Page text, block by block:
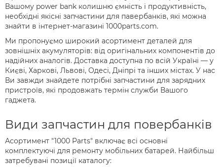
Вашому power bank колишню ємність і продуктивність,
необхідні якісні запчастини для павербанків, які можна
знайти в інтернет-магазині 1000parts.com.
Ми пропонуємо широкий асортимент деталей для
зовнішніх акумуляторів: від оригінальних компонентів до
надійних аналогів. Доставка доступна по всій Україні — у
Києві, Харкові, Львові, Одесі, Дніпрі та інших містах. У нас
Ви завжди знайдете потрібні запчастини для зарядних
пристроїв, які продовжать термін служби Вашого
гаджета.
Види запчастин для повербанків
Асортимент "1000 Parts" включає всі основні
комплектуючі для ремонту мобільних батарей. Найбільш
затребувані позиції каталогу: